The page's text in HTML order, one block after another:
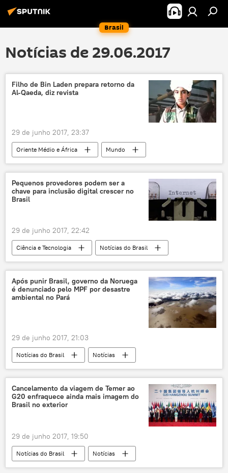
Brasil
Notícias de 29.06.2017
Filho de Bin Laden prepara retorno da
Al-Qaeda, diz revista
29 de junho 2017, 23:37
Oriente Médio e África
Mundo
Notícias
Oriente Médio
Síria
Iraque
Osama bin Laden
Hamza bin Laden
guerra
Pequenos provedores podem ser a
chave para inclusão digital crescer no
Brasil
29 de junho 2017, 22:42
Ciência e Tecnologia
Notícias do Brasil
Notícias
Sociedade
Demi Getschko
Paulo Bernardo
Paulo Castelo Branco
Anatel
Abinee
Verizon
Internet
inclusão digital
tecnologia
banda larga
Programa Nacional de Banda Larga
comunicações
telecomunicações
Após punir Brasil, governo da Noruega
é denunciado pelo MPF por desastre
ambiental no Pará
29 de junho 2017, 21:03
Notícias do Brasil
Notícias
Noruega
Amazônia
Barcarena
Bruno Valente
MP-PA
Ministério Público
Albrás
Floresta Amazônica
bauxita
chumbo
contaminação
Cancelamento da viagem de Temer ao
G20 enfraquece ainda mais imagem do
Brasil no exterior
29 de junho 2017, 19:50
Notícias do Brasil
Notícias
Michel Temer
Donald Trump